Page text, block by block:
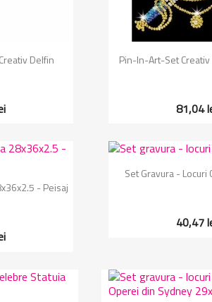
rapidaDelfin 
Pin-In-Art-Set
81,04
rapida - Peisaj

Set Gravura - Locuri
40,47